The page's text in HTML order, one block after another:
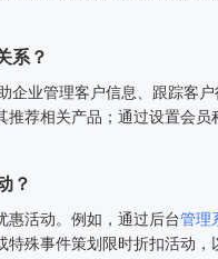
系？
企业管理客户信息、跟踪客
推荐相关产品；通过设置会
？
惠活动。例如，通过后台管理
特殊事件策划限时折扣活动